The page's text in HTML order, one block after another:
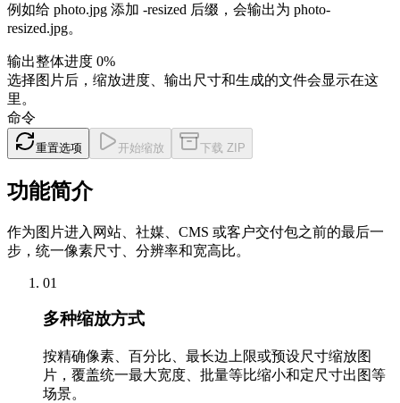
例如给 photo.jpg 添加 -resized 后缀，会输出为 photo-
resized.jpg。
输出整体进度 0%
选择图片后，缩放进度、输出尺寸和生成的文件会显示在这
里。
命令
重置选项 开始缩放 下载 ZIP
功能简介
作为图片进入网站、社媒、CMS 或客户交付包之前的最后一
步，统一像素尺寸、分辨率和宽高比。
01
多种缩放方式
按精确像素、百分比、最长边上限或预设尺寸缩放图
片，覆盖统一最大宽度、批量等比缩小和定尺寸出图等
场景。